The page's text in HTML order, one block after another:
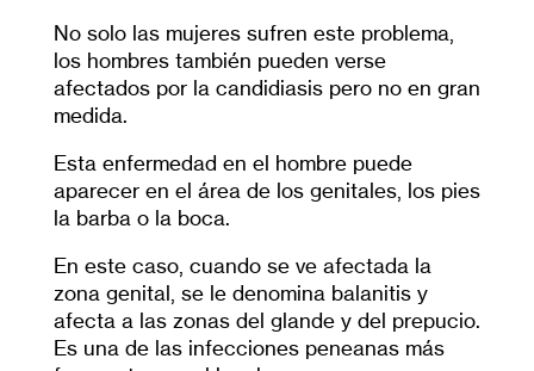
No solo las mujeres sufren este problema,
los hombres también pueden verse
afectados por la candidiasis pero no en gran
medida.
Esta enfermedad en el hombre puede
aparecer en el área de los genitales, los pies
la barba o la boca.
En este caso, cuando se ve afectada la
zona genital, se le denomina balanitis y
afecta a las zonas del glande y del prepucio.
Es una de las infecciones peneanas más